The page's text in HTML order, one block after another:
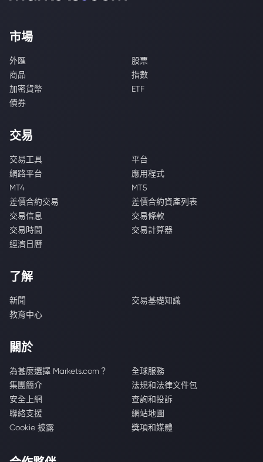
市場
外匯
股票
商品
指數
加密貨幣
ETF
債券
交易
交易工具
平台
網路平台
應用程式
MT4
MT5
差價合約交易
差價合約資產列表
交易信息
交易條款
交易時間
交易計算器
經濟日曆
了解
新聞
交易基礎知識
教育中心
關於
為甚麼選擇 Markets.com？
全球服務
集團簡介
法規和法律文件包
安全上網
查詢和投訴
聯絡支援
網站地圖
Cookie 披露
獎項和媒體